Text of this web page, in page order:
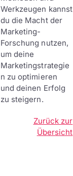
Werkzeugen kannst
du die Macht der
Marketing-
Forschung nutzen,
um deine
Marketingstrategie
n zu optimieren
und deinen Erfolg
zu steigern.
Zurück zur
Übersicht